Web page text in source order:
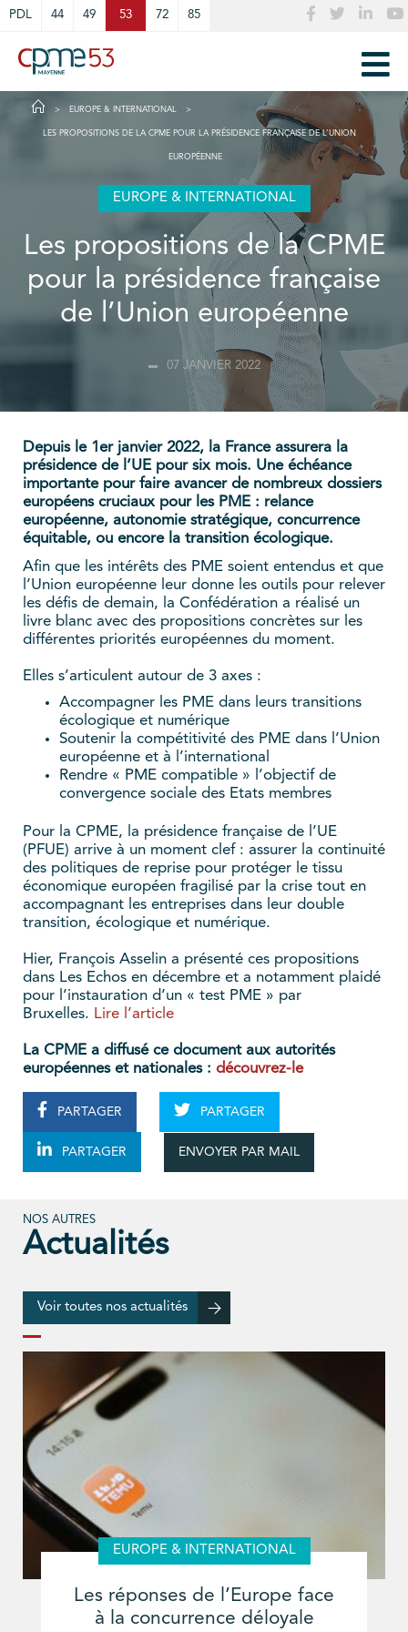
PDL 44 49 53 72 85
EUROPE & INTERNATIONAL
LES PROPOSITIONS DE LA CPME POUR LA PRÉSIDENCE FRANÇAISE DE L’UNION
EUROPÉENNE
EUROPE & INTERNATIONAL
Les propositions de la CPME
pour la présidence française
de l’Union européenne
07 JANVIER 2022
Depuis le 1er janvier 2022, la France assurera la
présidence de l’UE pour six mois. Une échéance
importante pour faire avancer de nombreux dossiers
européens cruciaux pour les PME : relance
européenne, autonomie stratégique, concurrence
équitable, ou encore la transition écologique.
Afin que les intérêts des PME soient entendus et que
l’Union européenne leur donne les outils pour relever
les défis de demain, la Confédération a réalisé un
livre blanc avec des propositions concrètes sur les
différentes priorités européennes du moment.
Elles s’articulent autour de 3 axes :
Accompagner les PME dans leurs transitions
écologique et numérique
Soutenir la compétitivité des PME dans l’Union
européenne et à l’international
Rendre « PME compatible » l’objectif de
convergence sociale des Etats membres
Pour la CPME, la présidence française de l’UE
(PFUE) arrive à un moment clef : assurer la continuité
des politiques de reprise pour protéger le tissu
économique européen fragilisé par la crise tout en
accompagnant les entreprises dans leur double
transition, écologique et numérique.
Hier, François Asselin a présenté ces propositions
dans Les Echos en décembre et a notamment plaidé
pour l’instauration d’un « test PME » par
Bruxelles. Lire l’article
La CPME a diffusé ce document aux autorités
européennes et nationales : découvrez-le
PARTAGER PARTAGER
PARTAGER ENVOYER PAR MAIL
NOS AUTRES
Actualités
Voir toutes nos actualités
EUROPE & INTERNATIONAL
Les réponses de l’Europe face
à la concurrence déloyale
Cookies management panel